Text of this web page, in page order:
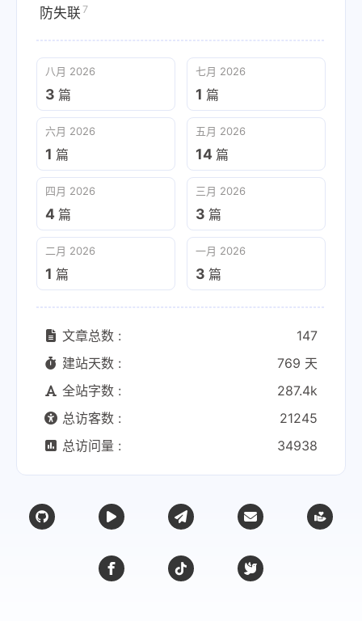
防失联 7
八月 2026
3 篇
七月 2026
1 篇
六月 2026
1 篇
五月 2026
14 篇
四月 2026
4 篇
三月 2026
3 篇
二月 2026
1 篇
一月 2026
3 篇
文章总数 :
147
建站天数 :
769 天
全站字数 :
287.4k
总访客数 :
21245
总访问量 :
34938